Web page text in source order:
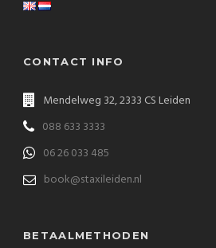
CONTACT INFO
Mendelweg 32, 2333 CS Leiden
088 633 3333
06 26 033 485
book@staxileiden.nl
BETAALMETHODEN